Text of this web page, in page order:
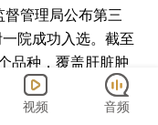
管理局公布第三
院成功入选。截至
品种，覆盖肝脏肿
瘤、运动损伤修复等
者的就医需求。
视频 音频